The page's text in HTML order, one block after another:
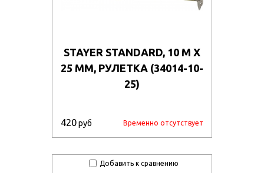
STAYER STANDARD, 10 М Х
25 ММ, РУЛЕТКА (34014-10-
25)
420руб Временно отсутствует
Добавить к сравнению